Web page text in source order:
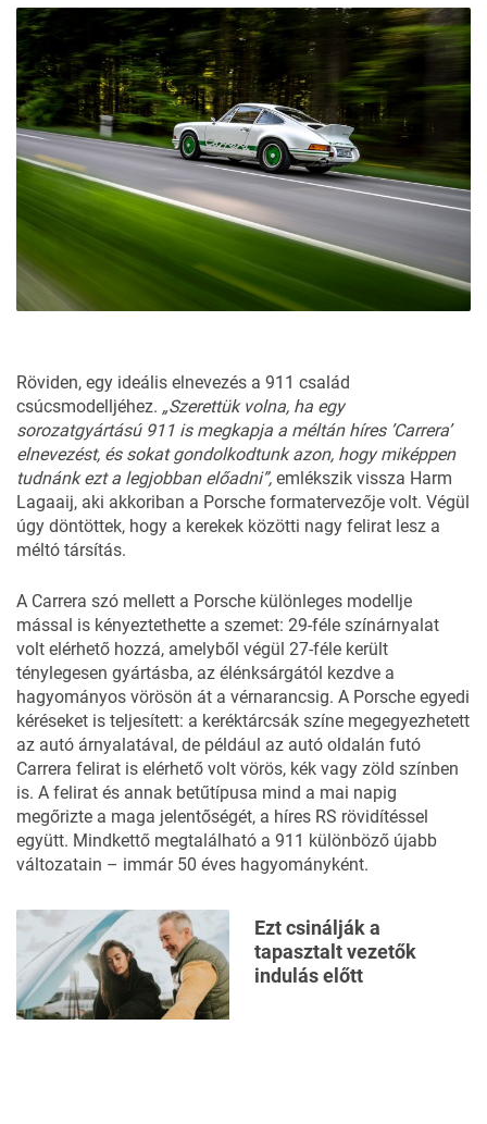
Röviden, egy ideális elnevezés a 911 család
csúcsmodelljéhez. „Szerettük volna, ha egy
sorozatgyártású 911 is megkapja a méltán híres ’Carrera’
elnevezést, és sokat gondolkodtunk azon, hogy miképpen
tudnánk ezt a legjobban előadni”, emlékszik vissza Harm
Lagaaij, aki akkoriban a Porsche formatervezője volt. Végül
úgy döntöttek, hogy a kerekek közötti nagy felirat lesz a
méltó társítás.
A Carrera szó mellett a Porsche különleges modellje
mással is kényeztethette a szemet: 29-féle színárnyalat
volt elérhető hozzá, amelyből végül 27-féle került
ténylegesen gyártásba, az élénksárgától kezdve a
hagyományos vörösön át a vérnarancsig. A Porsche egyedi
kéréseket is teljesített: a keréktárcsák színe megegyezhetett
az autó árnyalatával, de például az autó oldalán futó
Carrera felirat is elérhető volt vörös, kék vagy zöld színben
is. A felirat és annak betűtípusa mind a mai napig
megőrizte a maga jelentőségét, a híres RS rövidítéssel
együtt. Mindkettő megtalálható a 911 különböző újabb
változatain – immár 50 éves hagyományként.
Ezt csinálják a
tapasztalt vezetők
indulás előtt